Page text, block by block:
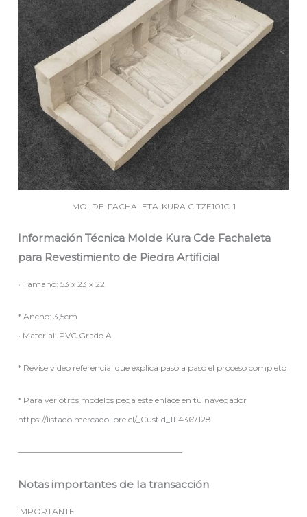
MOLDE-FACHALETA-KURA C TZE101C-1
Información Técnica Molde Kura Cde Fachaleta
para Revestimiento de Piedra Artificial
• Tamaño: 53 x 23 x 22
* Ancho: 3,5cm
• Material: PVC Grado A
* Revise video referencial que explica paso a paso el proceso completo
* Para ver otros modelos pega este enlace en tú navegador
https://listado.mercadolibre.cl/_CustId_1114367128
————————————————————
Notas importantes de la transacción
IMPORTANTE